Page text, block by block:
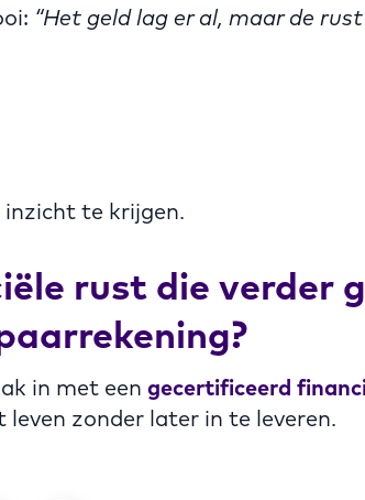
“Het geld lag er al, maar de
te krijgen.
rust die verder
in met een gecertificeerd
zonder later in te leveren.